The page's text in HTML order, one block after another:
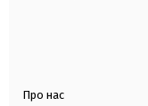
Про нас